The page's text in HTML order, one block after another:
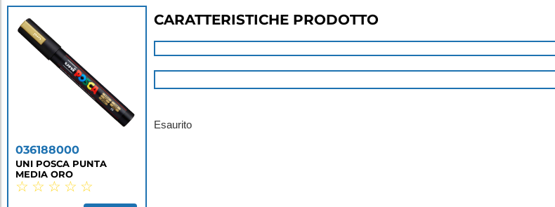
036188000
UNI POSCA PUNTA
MEDIA ORO
☆ ☆ ☆ ☆ ☆
CARATTERISTICHE PRODOTTO
Esaurito